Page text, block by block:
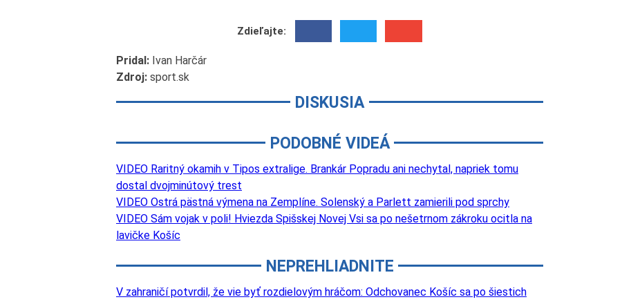
Zdieľajte:
Pridal: Ivan Harčár
Zdroj: sport.sk
DISKUSIA
PODOBNÉ VIDEÁ
VIDEO Raritný okamih v Tipos extralige. Brankár Popradu ani nechytal, napriek tomu
dostal dvojminútový trest
VIDEO Ostrá pästná výmena na Zemplíne. Solenský a Parlett zamierili pod sprchy
VIDEO Sám vojak v poli! Hviezda Spišskej Novej Vsi sa po nešetrnom zákroku ocitla na
lavičke Košíc
NEPREHLIADNITE
V zahraničí potvrdil, že vie byť rozdielovým hráčom: Odchovanec Košíc sa po šiestich